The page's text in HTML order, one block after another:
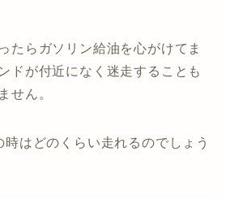
たらガソリン給油を心がけてま
ドが付近になく迷走することも
せん。
はどのくらい走れるのでしょう